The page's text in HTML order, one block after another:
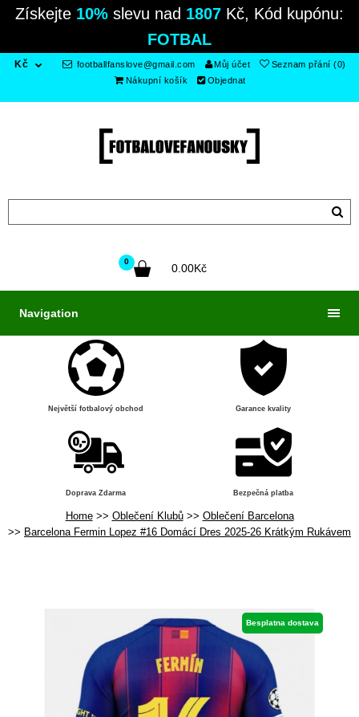
Získejte 10% slevu nad 1807 Kč, Kód kupónu:
FOTBAL
Kč footballfanslove@gmail.com Můj účet
Seznam přání (0)
Nákupní košík
Objednat
0
0.00Kč
Navigation
Největší fotbalový obchod Garance kvality
Doprava Zdarma Bezpečná platba
Home Oblečení Klubů
Oblečení Barcelona
Barcelona Fermin Lopez #16 Domácí Dres 2025-26 Krátkým Rukávem
Besplatna dostava